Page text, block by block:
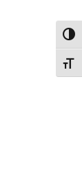
הפעל/כבה ניגודיות גבוהה
מתג גודל גופן